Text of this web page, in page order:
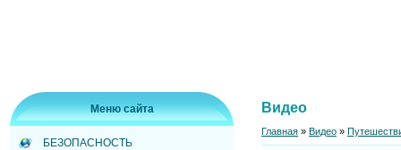
Меню сайта
БЕЗОПАСНОСТЬ
Видео
Главная » Видео »